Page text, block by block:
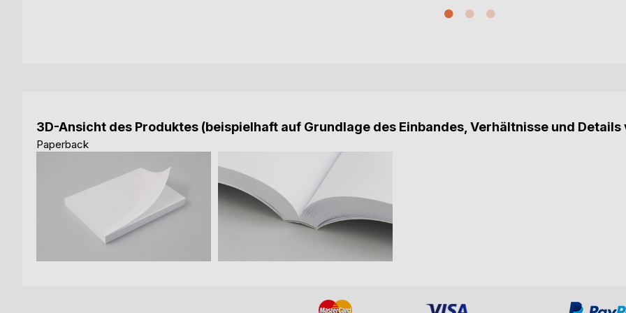
3D-Ansicht des Produktes (beispielhaft auf Grundlage des Einbandes, Verhältnisse und
Paperback